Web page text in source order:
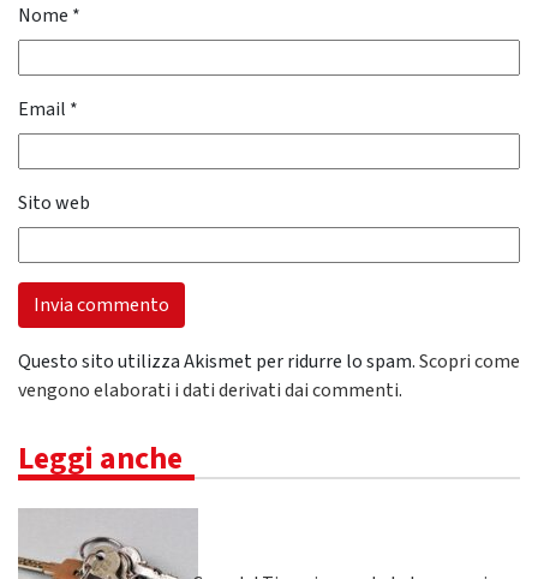
Nome *
Email *
Sito web
Questo sito utilizza Akismet per ridurre lo spam.Scopri come
vengono elaborati i dati derivati dai commenti.
Leggi anche